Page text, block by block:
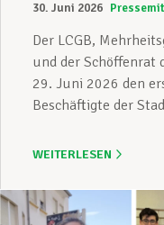
30. Juni 2026
Der LCGB,
und der Schöffenrat
29. Juni 2026 den
Beschäftigte der
WEITERLESEN